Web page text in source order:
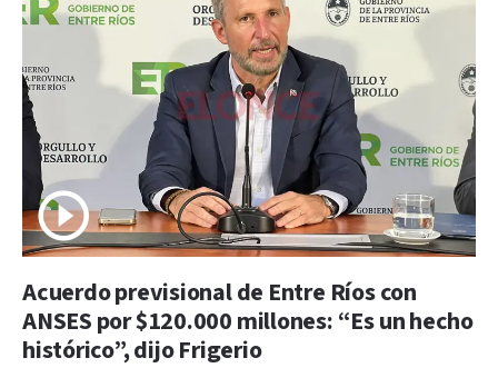
Acuerdo previsional de Entre Ríos con
ANSES por $120.000 millones: “Es un hecho
histórico”, dijo Frigerio